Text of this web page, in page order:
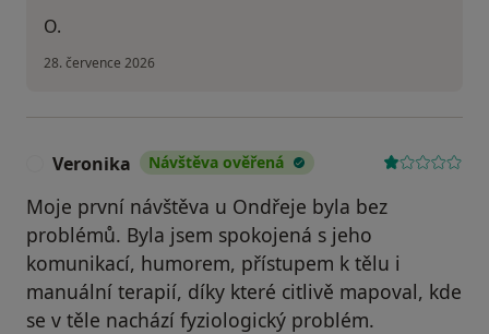
O.
28. července 2026
Veronika Návštěva ověřená
Moje první návštěva u Ondřeje byla bez
problémů. Byla jsem spokojená s jeho
komunikací, humorem, přístupem k tělu i
manuální terapií, díky které citlivě mapoval, kde
se v těle nachází fyziologický problém.